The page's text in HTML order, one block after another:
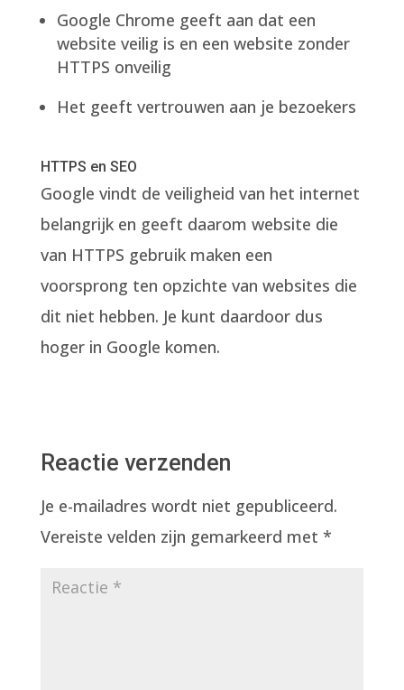
Google Chrome geeft aan dat een
website veilig is en een website zonder
HTTPS onveilig
Het geeft vertrouwen aan je bezoekers
HTTPS en SEO
Google vindt de veiligheid van het internet
belangrijk en geeft daarom website die
van HTTPS gebruik maken een
voorsprong ten opzichte van websites die
dit niet hebben. Je kunt daardoor dus
hoger in Google komen.
Reactie verzenden
Je e-mailadres wordt niet gepubliceerd.
Vereiste velden zijn gemarkeerd met *